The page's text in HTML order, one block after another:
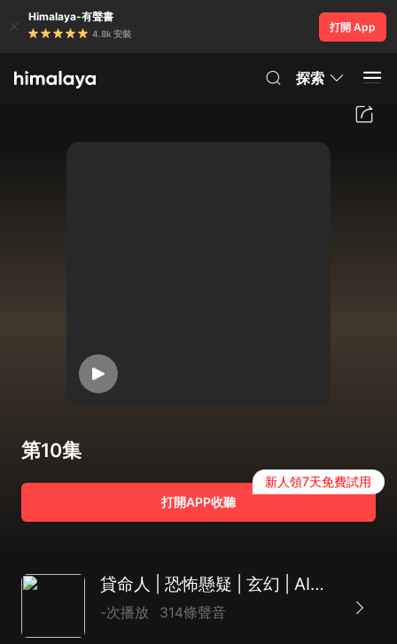
Himalaya-有聲書
4.8k 安裝
打開 App
探索
第10集
打開APP收聽
新人領7天免費試用
貸命人 | 恐怖懸疑 | 玄幻 | AI多播
-次播放 314條聲音